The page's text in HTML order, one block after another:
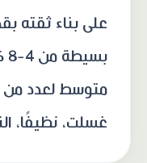
على بناء ثقته
متوسط لعدد من
غسلت، نظيفًا،